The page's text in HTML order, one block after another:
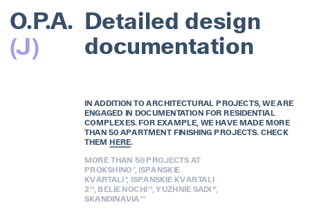
O.P.A.
(J)
Detailed design
documentation
IN ADDITION TO ARCHITECTURAL PROJECTS, WE ARE
ENGAGED IN DOCUMENTATION FOR RESIDENTIAL
COMPLEXES. FOR EXAMPLE, WE HAVE MADE MORE
THAN 50 APARTMENT FINISHING PROJECTS. CHECK
THEM HERE.
MORE THAN 50 PROJECTS AT
PROKSHINO ⁷, ISPANSKIE
KVARTALI ⁴, ISPANSKIE KVARTALI
2 ¹², BELIE NOCHI ¹⁰, YUZHNIE SADI ¹⁶,
SKANDINAVIA ¹⁴